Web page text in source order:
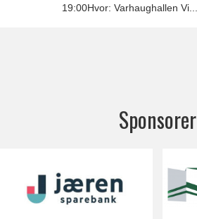
19:00Hvor: Varhaughallen Vi...
Sponsorer